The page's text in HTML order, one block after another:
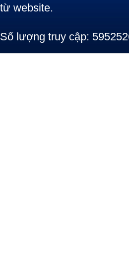
từ website.
Số lượng truy cập: